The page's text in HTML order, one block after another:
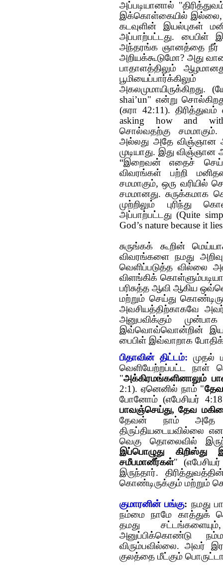
அப்படியானால்
இக்கொள்கையில் இல்லை,
கடவுளின் இயல்புகள்
அப்பாற்பட்டது. பைபிள்
அந்தரங்க ஞானத்தை நீர்
அறியக்கூடுமோ? அது
பாதாளத்திலும்
அகலமுமாயிருக்கிறது. (
shai’un" என்று
(சுரா 42:11).
asking how and
சொல்வதற்கு
அல்லது அதே விஞ்ஞான
முடியாது. இது விஞ்ஞான
“இறைவன் எதைச்
விவரங்கள் பற்றி
சமமாகும், ஒரு
சமமானது.
முற்றிலும் புரிந்து
அப்பாற்ப‌ட்ட‌து(Quite
God’s nature because it
சுருங்கக் கூறின்
விவரங்களை நமது
வெளிப்படுத்த வில்லை
விளங்கிக்
பரிசுத்த ஆவி ஆகிய
மற்றும் செய்து
அவசியத்திற்காகவே
அனுபவிக்கும்
இவ்வொவ்வொன்றின்
பைபிள் இவ்வாறாக
பிதாவின் திட்டம்: முதல்
வெளியேற்றப்பட்ட நாள்
"அக்கிரமங்களினாலும்
2:1). ஏனெனில் நாம் "
போனோம்(எபேசியர்
பாவஞ்செய்து, தேவ
தேவன் நாம் அதே
திருப்தியடைய‌வில்லை
வெகு தொலைவில்
இப்பொழுது கிறிஸ்து
சமீபமானீர்கள்" (
இருந்தார்.
கொண்டிருக்கும் மற்றும்
குமாரனின் பங்கு: நமது
நம்மை நாமே காத்துக்
தமது
அனுப்பிக்கொண்டு
விரும்பவில்லை. அவர்
குலத்தை மீட்கும்